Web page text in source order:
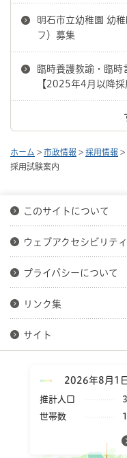
明石市立幼稚園 幼
フ）募集
臨時養護教諭・臨時
【2025年4月以降採
ホーム > 市政情報 > 採用情報 >
採用試験案内
このサイトについて
ウェブアクセシビリテ
プライバシーについて
リンク集
サイト
2026年8月1
推計人口
世帯数